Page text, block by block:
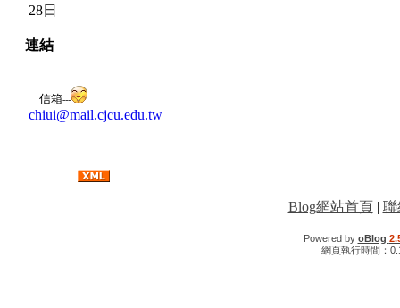
28日
連結
信箱---
chiui@mail.cjcu.edu.tw
Blog網站首頁| 聯
Powered by oBlog
網頁執行時間：